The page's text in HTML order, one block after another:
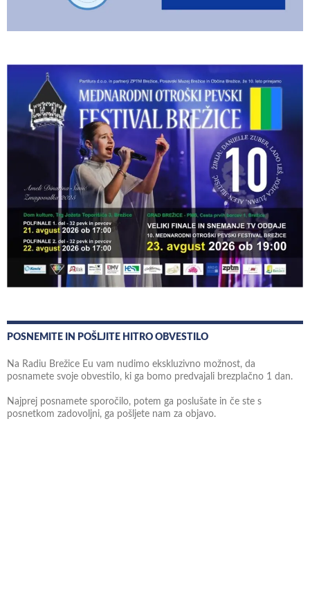
POSNEMITE IN POŠLJITE HITRO OBVESTILO
Na Radiu Brežice Eu vam nudimo ekskluzivno možnost, da
posnamete svoje obvestilo, ki ga bomo predvajali brezplačno 1 dan.
Najprej posnamete sporočilo, potem ga poslušate in če ste s
posnetkom zadovoljni, ga pošljete nam za objavo.